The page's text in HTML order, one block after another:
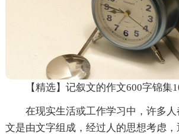
【精选】记叙文的作文600字锦集
在现实生活或工作学习中，许多
文是由文字组成，经过人的思想考虑